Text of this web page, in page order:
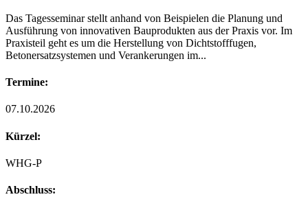
Das Tagesseminar stellt anhand von Beispielen die Planung und
Ausführung von innovativen Bauprodukten aus der Praxis vor. Im
Praxisteil geht es um die Herstellung von Dichtstofffugen,
Betonersatzsystemen und Verankerungen im...
Termine:
07.10.2026
Kürzel:
WHG-P
Abschluss: